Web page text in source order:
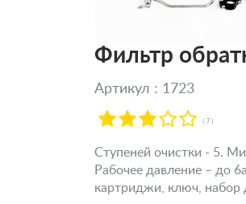
Фильтр
Артикул : 1723
( 7 )
Ступеней очистки - 5.
Рабочее давление – до
картриджи, ключ, набор